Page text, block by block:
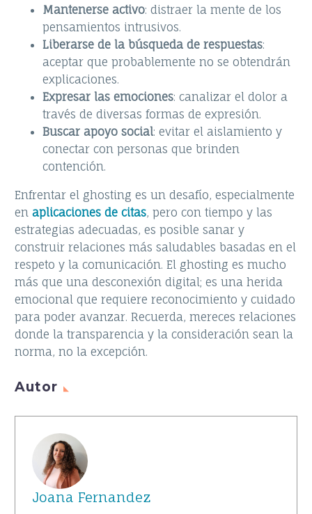
Mantenerse activo: distraer la mente de los
pensamientos intrusivos.
Liberarse de la búsqueda de respuestas:
aceptar que probablemente no se obtendrán
explicaciones.
Expresar las emociones: canalizar el dolor a
través de diversas formas de expresión.
Buscar apoyo social: evitar el aislamiento y
conectar con personas que brinden
contención.
Enfrentar el ghosting es un desafío, especialmente
en aplicaciones de citas, pero con tiempo y las
estrategias adecuadas, es posible sanar y
construir relaciones más saludables basadas en el
respeto y la comunicación. El ghosting es mucho
más que una desconexión digital; es una herida
emocional que requiere reconocimiento y cuidado
para poder avanzar. Recuerda, mereces relaciones
donde la transparencia y la consideración sean la
norma, no la excepción.
Autor
Joana Fernandez